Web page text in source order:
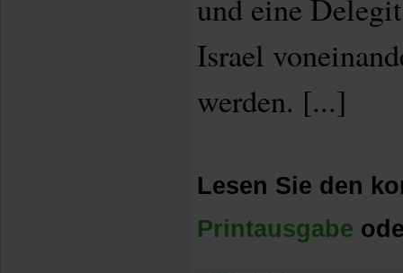
und eine
Israel
werden. [...]
Lesen Sie den
Printausgabe